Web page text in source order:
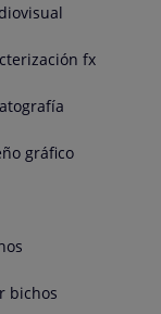
fx
gráfico
bichos